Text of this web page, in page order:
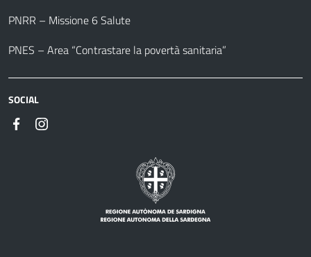
PNRR – Missione 6 Salute
PNES – Area “Contrastare la povertà sanitaria”
SOCIAL